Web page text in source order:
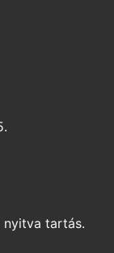
nyitva tartás.